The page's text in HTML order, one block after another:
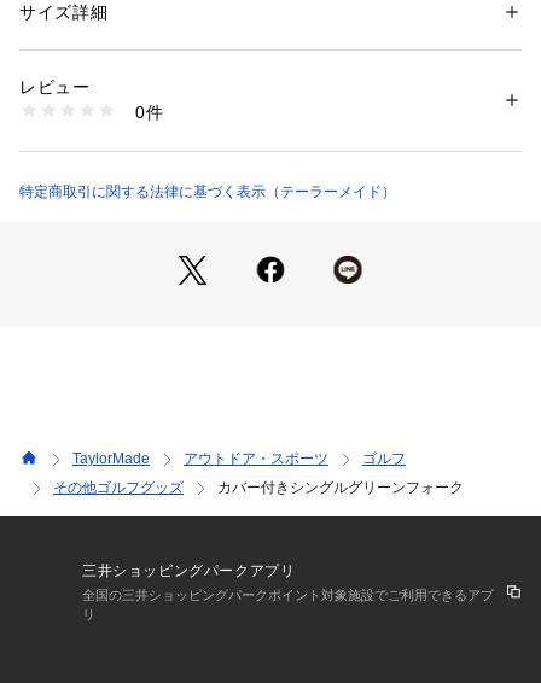
性別：メンズ
素材：フォーク:亜鉛合金、カバー:合成皮革
商品番号：
UN796 （ショップ）
サイズ詳細
レビュー
0件
特定商取引に関する法律に基づく表示（テーラーメイド）
TaylorMade アウトドア・スポーツ
ゴルフ
その他ゴルフグッズ
カバー付きシングルグリーンフォーク
三井ショッピングパークアプリ
全国の三井ショッピングパークポイント対象施設でご利用できるアプ
リ